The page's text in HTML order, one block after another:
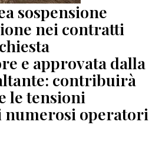
sospensione
nei contratti
e approvata dalla
contribuirà
le tensioni
operatori